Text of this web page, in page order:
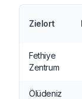
Zielort
Fethiye
Zentrum
Ölüdeniz